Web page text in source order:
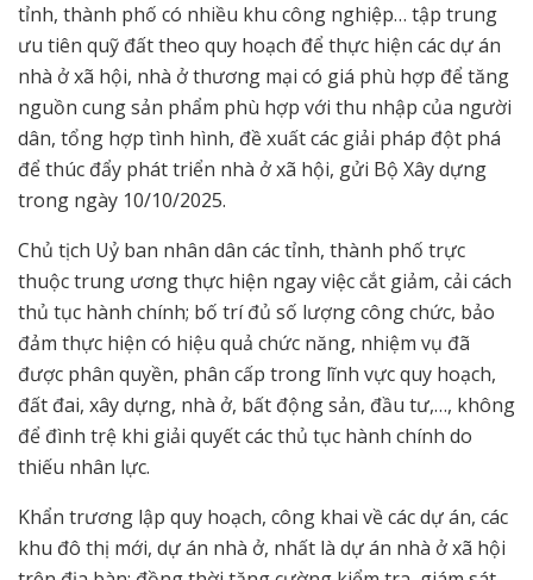
tỉnh, thành phố có nhiều khu công nghiệp… tập trung
ưu tiên quỹ đất theo quy hoạch để thực hiện các dự án
nhà ở xã hội, nhà ở thương mại có giá phù hợp để tăng
nguồn cung sản phẩm phù hợp với thu nhập của người
dân, tổng hợp tình hình, đề xuất các giải pháp đột phá
để thúc đẩy phát triển nhà ở xã hội, gửi Bộ Xây dựng
trong ngày 10/10/2025.
Chủ tịch Uỷ ban nhân dân các tỉnh, thành phố trực
thuộc trung ương thực hiện ngay việc cắt giảm, cải cách
thủ tục hành chính; bố trí đủ số lượng công chức, bảo
đảm thực hiện có hiệu quả chức năng, nhiệm vụ đã
được phân quyền, phân cấp trong lĩnh vực quy hoạch,
đất đai, xây dựng, nhà ở, bất động sản, đầu tư,…, không
để đình trệ khi giải quyết các thủ tục hành chính do
thiếu nhân lực.
Khẩn trương lập quy hoạch, công khai về các dự án, các
khu đô thị mới, dự án nhà ở, nhất là dự án nhà ở xã hội